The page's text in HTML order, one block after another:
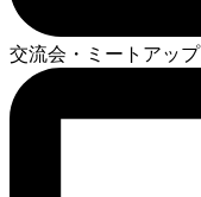
交流会・ミートアップ